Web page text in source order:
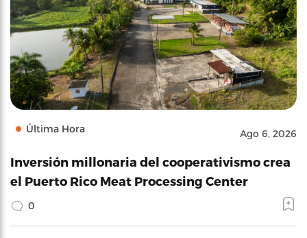
Última Hora Ago 6, 2026
Inversión millonaria del cooperativismo crea
el Puerto Rico Meat Processing Center
0